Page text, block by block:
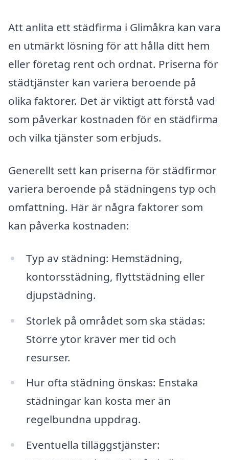
Att anlita ett städfirma i Glimåkra kan vara
en utmärkt lösning för att hålla ditt hem
eller företag rent och ordnat. Priserna för
städtjänster kan variera beroende på
olika faktorer. Det är viktigt att förstå vad
som påverkar kostnaden för en städfirma
och vilka tjänster som erbjuds.
Generellt sett kan priserna för städfirmor
variera beroende på städningens typ och
omfattning. Här är några faktorer som
kan påverka kostnaden:
Typ av städning: Hemstädning,
kontorsstädning, flyttstädning eller
djupstädning.
Storlek på området som ska städas:
Större ytor kräver mer tid och
resurser.
Hur ofta städning önskas: Enstaka
städningar kan kosta mer än
regelbundna uppdrag.
Eventuella tilläggstjänster: